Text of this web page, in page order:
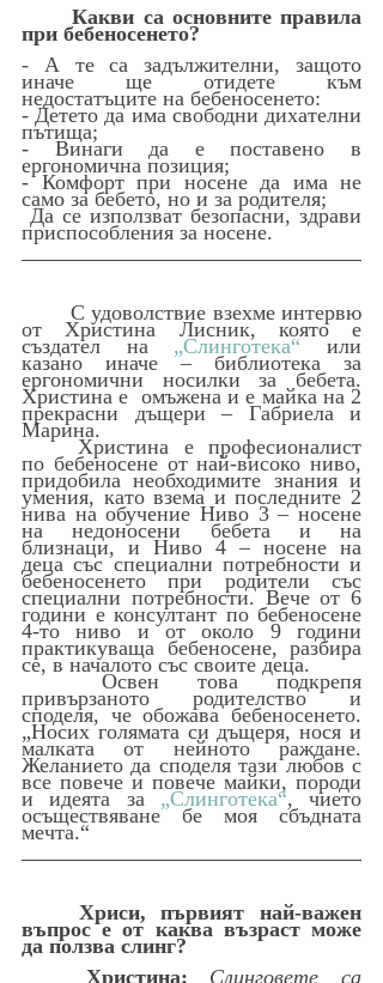
Какви са основните правила
при бебеносенето?
- А те са задължителни, защото
иначе ще отидете към
недостатъците на бебеносенето:
- Детето да има свободни дихателни
пътища;
- Винаги да е поставено в
ергономична позиция;
- Комфорт при носене да има не
само за бебето, но и за родителя;
приспособления за носене.
от Христина Лисник, която е
създател на „Слинготека“ или
казано иначе – библиотека за
ергономични носилки за бебета.
Христина е  омъжена и е майка на 2
прекрасни дъщери – Габриела и
Марина.
	Христина е професионалист
по бебеносене от най-високо ниво,
придобила необходимите знания и
умения, като взема и последните 2
нива на обучение Ниво 3 – носене
на недоносени бебета и на
близнаци, и Ниво 4 – носене на
деца със специални потребности и
бебеносенето при родители със
специални потребности. Вече от 6
години е консултант по бебеносене
4-то ниво и от около 9 години
практикуваща бебеносене, разбира
се, в началото със своите деца.
	Освен това подкрепя
привързаното родителство и
споделя, че обожава бебеносенето.
„Носих голямата си дъщеря, нося и
малката от нейното раждане.
Желанието да споделя тази любов с
все повече и повече майки, породи
и идеята за „Слинготека“, чието
осъществяване бе моя сбъдната
мечта.“
Хриси, първият най-важен
въпрос е от каква възраст може
да ползва слинг?
Христина: Слинговете са